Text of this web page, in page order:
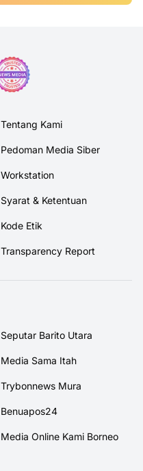
Tentang Kami
Pedoman Media Siber
Workstation
Syarat & Ketentuan
Kode Etik
Transparency Report
Seputar Barito Utara
Media Sama Itah
Trybonnews Mura
Benuapos24
Media Online Kami Borneo